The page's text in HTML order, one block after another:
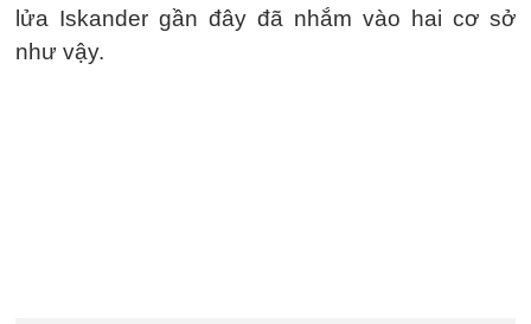
lửa Iskander gần đây đã nhắm vào hai cơ sở
như vậy.